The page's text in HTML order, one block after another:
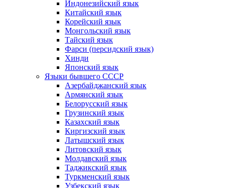
Индонезийский язык
Китайский язык
Корейский язык
Монгольский язык
Тайский язык
Фарси (персидский язык)
Хинди
Японский язык
Языки бывшего СССР
Азербайджанский язык
Армянский язык
Белорусский язык
Грузинский язык
Казахский язык
Киргизский язык
Латышский язык
Литовский язык
Молдавский язык
Таджикский язык
Туркменский язык
Узбекский язык